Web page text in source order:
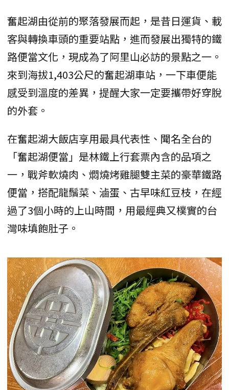
奮起湖由從前的聚落發展而起，是昔日運貨、載
客與轉換車頭的重要站點，進而發展出獨特的鐵
路便當文化，現成為了阿里山必訪的景點之一。
來到海拔1,403公尺的奮起湖車站，一下車便能
感受到溫度的差異，提醒大家一定要攜帶好穿脫
的外套。
在奮起湖大飯店享用最具代表性、聞名全台的
「奮起湖便當」是林鐵上行套票內含的品項之
一，戰斧軟燒肉、燜燒烤雞腿雙主菜的豪華鐵路
便當，搭配龍鬚菜、滷蛋、古早味紅豆枝，在經
過了3個小時的上山時間，用最經典又樸實的台
灣味填飽肚子。